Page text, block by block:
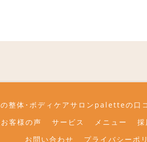
整体･ボディケアサロンpaletteの口
客様の声
サービス メニュー 採
お問い合わせ
プライバシーポ